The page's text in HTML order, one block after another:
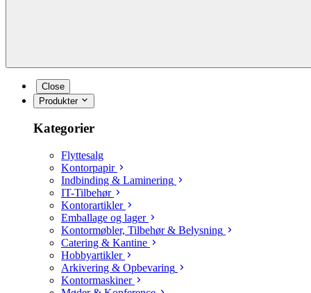
Close
Produkter
Kategorier
Flyttesalg
Kontorpapir
Indbinding & Laminering
IT-Tilbehør
Kontorartikler
Emballage og lager
Kontormøbler, Tilbehør & Belysning
Catering & Kantine
Hobbyartikler
Arkivering & Opbevaring
Kontormaskiner